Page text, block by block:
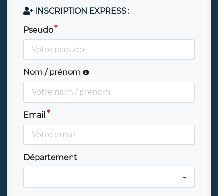
INSCRIPTION EXPRESS :
Pseudo
Nom / prénom
Email
Département